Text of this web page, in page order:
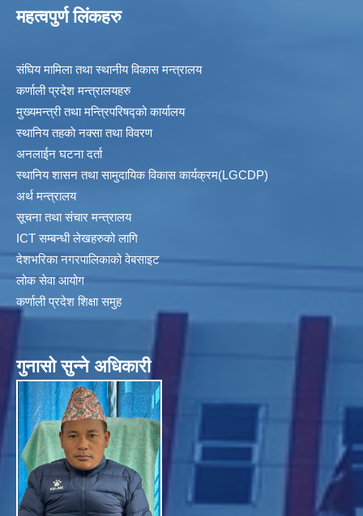
महत्वपुर्ण लिंकहरु
संघिय मामिला तथा स्थानीय विकास मन्त्रालय
कर्णाली प्रदेश मन्त्रालयहरु
मुख्यमन्त्री तथा मन्त्रिपरिषद्को कार्यालय
स्थानिय तहकाे नक्सा तथा विवरण
अनलाईन घटना दर्ता
स्थानिय शासन तथा सामुदायिक विकास कार्यक्रम(LGCDP)
अर्थ मन्त्रालय
सूचना तथा संचार मन्त्रालय
ICT सम्बन्धी लेखहरुको लागि
देशभरिका नगरपालिकाको वेबसाइट
लोक सेवा आयोग
कर्णाली प्रदेश शिक्षा समुह
गुनासाे सुन्ने अधिकारी